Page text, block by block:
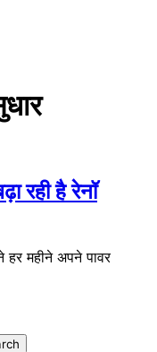
रही है रेनॉ
महीने अपने पावर